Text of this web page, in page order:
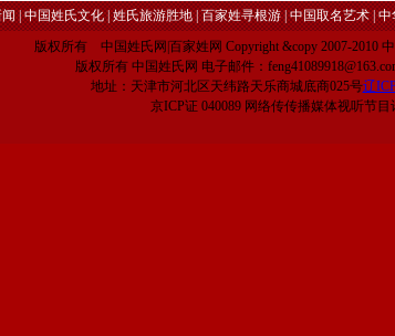
|中国姓氏文化|姓氏旅游胜地|百家姓寻根游|中国取名艺术|中
版权所有 中国姓氏网|百家姓网 Copyright &copy 2007-2010 中
版权所有 中国姓氏网 电子邮件：
地址：天津市河北区天纬路天乐商城底商025号辽
京ICP证 040089 网络传传播媒体视听节目